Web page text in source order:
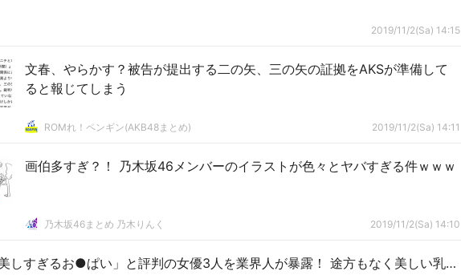
2019/11/2(Sa) 14:15
文春、やらかす？被告が提出する二の矢、三の矢の証拠をAKSが準備して
ると報じてしまう
ROMれ！ペンギン(AKB48まとめ) 2019/11/2(Sa) 14:11
画伯多すぎ？！ 乃木坂46メンバーのイラストが色々とヤバすぎる件ｗｗｗ
乃木坂46まとめ 乃木りんく 2019/11/2(Sa) 14:10
美しすぎるお●ぱい」と評判の女優3人を業界人が暴露！ 途方もなく美しい乳…